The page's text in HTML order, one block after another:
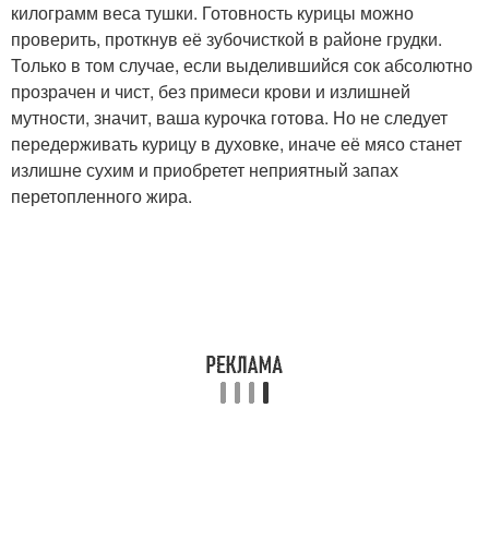
килограмм веса тушки. Готовность курицы можно
проверить, проткнув её зубочисткой в районе грудки.
Только в том случае, если выделившийся сок абсолютно
прозрачен и чист, без примеси крови и излишней
мутности, значит, ваша курочка готова. Но не следует
передерживать курицу в духовке, иначе её мясо станет
излишне сухим и приобретет неприятный запах
перетопленного жира.